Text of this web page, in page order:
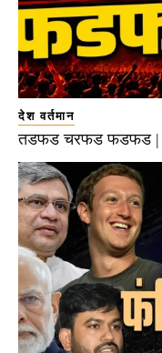
देश वर्तमान
तडफड चरफड फडफड |